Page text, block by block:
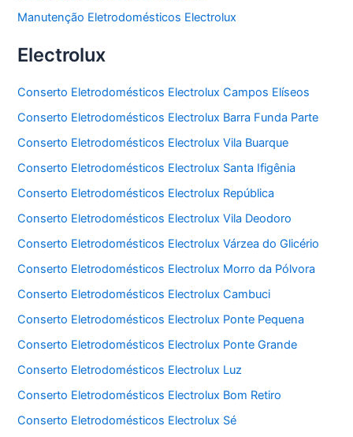
Manutenção Eletrodomésticos Electrolux
Electrolux
Conserto Eletrodomésticos Electrolux Campos Elíseos
Conserto Eletrodomésticos Electrolux Barra Funda Parte
Conserto Eletrodomésticos Electrolux Vila Buarque
Conserto Eletrodomésticos Electrolux Santa Ifigênia
Conserto Eletrodomésticos Electrolux República
Conserto Eletrodomésticos Electrolux Vila Deodoro
Conserto Eletrodomésticos Electrolux Várzea do Glicério
Conserto Eletrodomésticos Electrolux Morro da Pólvora
Conserto Eletrodomésticos Electrolux Cambuci
Conserto Eletrodomésticos Electrolux Ponte Pequena
Conserto Eletrodomésticos Electrolux Ponte Grande
Conserto Eletrodomésticos Electrolux Luz
Conserto Eletrodomésticos Electrolux Bom Retiro
Conserto Eletrodomésticos Electrolux Sé